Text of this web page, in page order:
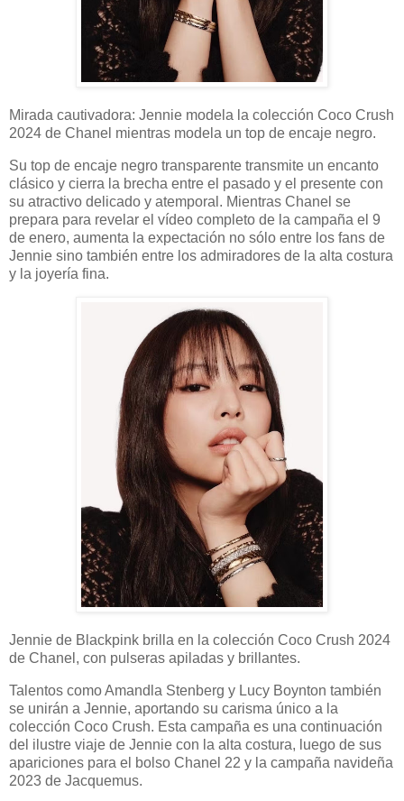
Mirada cautivadora: Jennie modela la colección Coco Crush
2024 de Chanel mientras modela un top de encaje negro.
Su top de encaje negro transparente transmite un encanto
clásico y cierra la brecha entre el pasado y el presente con
su atractivo delicado y atemporal. Mientras Chanel se
prepara para revelar el vídeo completo de la campaña el 9
de enero, aumenta la expectación no sólo entre los fans de
Jennie sino también entre los admiradores de la alta costura
y la joyería fina.
Jennie de Blackpink brilla en la colección Coco Crush 2024
de Chanel, con pulseras apiladas y brillantes.
Talentos como Amandla Stenberg y Lucy Boynton también
se unirán a Jennie, aportando su carisma único a la
colección Coco Crush. Esta campaña es una continuación
del ilustre viaje de Jennie con la alta costura, luego de sus
apariciones para el bolso Chanel 22 y la campaña navideña
2023 de Jacquemus.